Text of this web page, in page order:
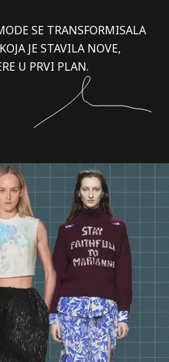
SE TRANSFORMISALA
JE STAVILA NOVE,
U PRVI PLAN.